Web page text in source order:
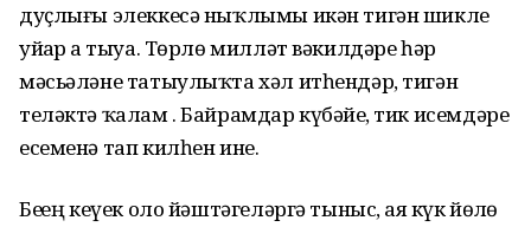
дуҫлығы элеккесә ныҡлымы икән тигән шикле
уйҙар ҙа тыуа. Төрлө милләт вәкилдәре һәр
мәсьәләне татыулыҡта хәл итһендәр, тигән
теләктә ҡалам . Байрамдар күбәйҙе, тик исемдәре
есеменә тап килһен ине.
Беҙҙең кеүек оло йәштәгеләргә тыныс, аяҙ күк йөҙлө